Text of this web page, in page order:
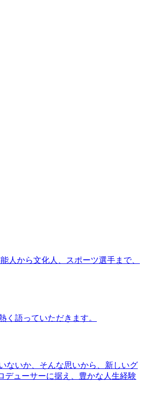
人から文化人、スポーツ選手まで、
語っていただきます。
ないか、そんな思いから、新しいグ
デューサーに据え、豊かな人生経験